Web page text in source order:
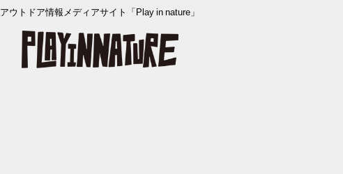
アウトドア情報メディアサイト「Play in nature」